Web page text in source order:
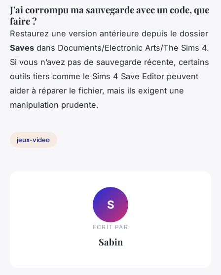
J'ai corrompu ma sauvegarde avec un code, que
faire ?
Restaurez une version antérieure depuis le dossier
Saves dans Documents/Electronic Arts/The Sims 4.
Si vous n’avez pas de sauvegarde récente, certains
outils tiers comme le Sims 4 Save Editor peuvent
aider à réparer le fichier, mais ils exigent une
manipulation prudente.
jeux-video
S
ECRIT PAR
Sabin